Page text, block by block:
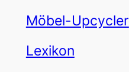
Möbel-Upcycler
Lexikon